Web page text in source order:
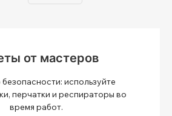
от мастеров
используйте
перчатки и респираторы во
время работ.